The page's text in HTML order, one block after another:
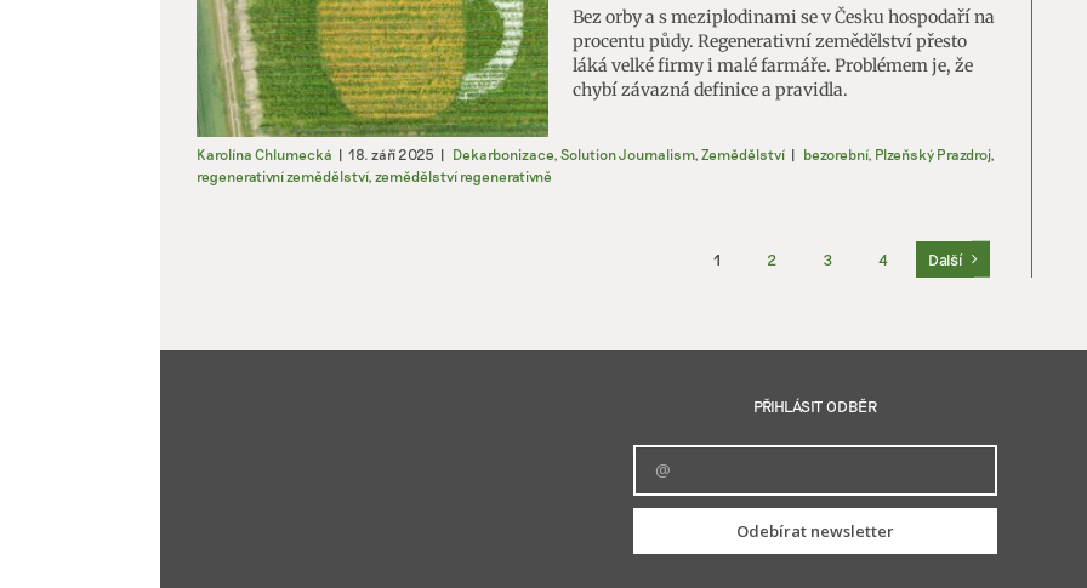
Bez orby a s meziplodinami se v Česku hospodaří na
procentu půdy. Regenerativní zemědělství přesto
láká velké firmy i malé farmáře. Problémem je, že
chybí závazná definice a pravidla.
Karolína Chlumecká | 18. září 2025 | Dekarbonizace Solution Journalism, Zemědělství | bezorební, Plzeňský Prazdroj,
regenerativní zemědělství, zemědělství regenerativně
1 2 3 4 Další
PŘIHLÁSIT ODBĚR
Odebírat newsletter